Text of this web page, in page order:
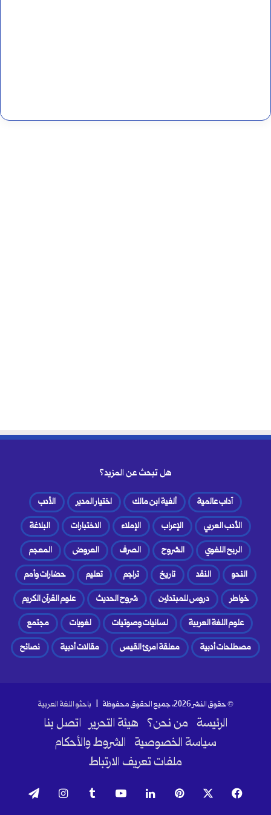
هل تبحث عن المزيد؟
آداب عالمية ألفية ابن مالك اختيار المدير
الأدب
الأدب العربي
الإعراب الإملاء الاختبارات
البلاغة
الربح اللغوي
الشروح الصرف العروض
المعجم
النحو
النقد تاريخ تراجم تعليم
حضارات وأمم
خواطر
دروس للمبتدئين شروح الحديث
علوم القرآن الكريم
علوم اللغة العربية
لسانيات وصوتيات لغويات
مجتمع
مصطلحات أدبية
معلقة امرئ القيس مقالات أدبية نصائح
© حقوق النشر 2026، جميع الحقوق محفوظة | باحثو اللغة العربية
الرئيسة من نحن؟ هيئة التحرير اتصل بنا
سياسة الخصوصية الشروط والأحكام
ملفات تعريف الارتباط
فيسبوك بينتيريست لينكدإن ‫YouTube انستقرام